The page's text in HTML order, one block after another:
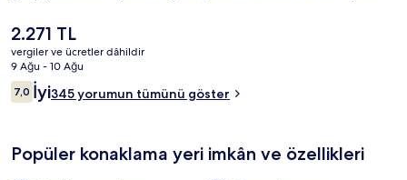
Misafirler arasında konaklama yerinin genel durumu seviliyor. Toplu
taşıma yakındadır, Galluswarte Tramvay Durağı ve Galluswarte S-
Bahn İstasyonu yürüme mesafesinde bulunur.
Şu
anki
fiyat
2.271 TL
2.271 TL
vergiler ve ücretler dâhildir
9 Ağu - 10 Ağu
Yorumlar
7,07,0/10
İyi345 yorumun tümünü göster
Popüler konaklama yeri imkân ve özellikleri